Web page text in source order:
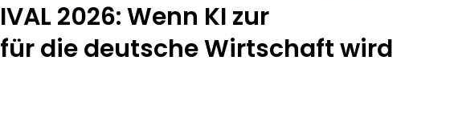
2026: Wenn KI zur
die deutsche Wirtschaft wird